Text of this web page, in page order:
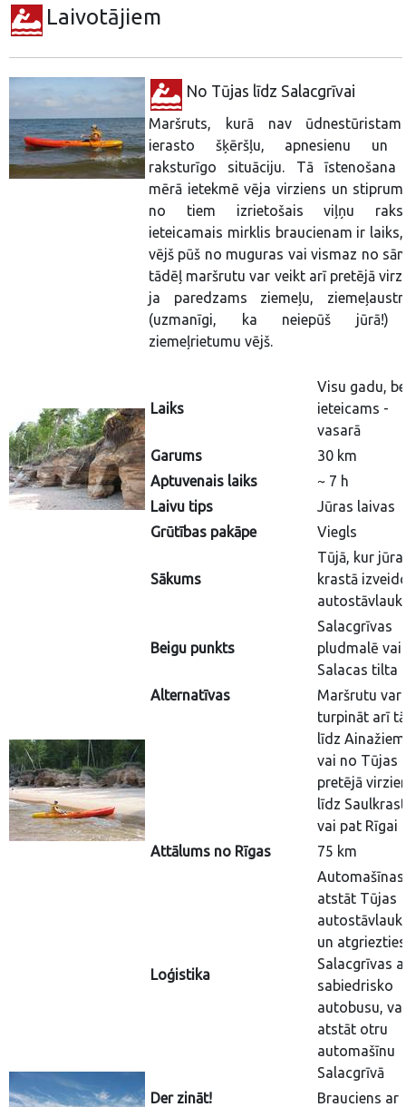
Laivotājiem
No Tūjas līdz Salacgrīvai
Maršruts, kurā nav
ierasto šķēršļu, apnesienu un
raksturīgo situāciju. Tā īstenošana
mērā ietekmē vēja virziens un
no tiem izrietošais viļņu
ieteicamais mirklis braucienam ir
vējš pūš no muguras vai vismaz no
tādēļ maršrutu var veikt arī pretējā
ja paredzams ziemeļu,
(uzmanīgi, ka neiepūš jūrā!)
ziemeļrietumu vējš.
Laiks
Visu gadu,
ieteicams -
vasarā
Garums
30 km
Aptuvenais laiks
~ 7 h
Laivu tips
Jūras laivas
Grūtības pakāpe
Viegls
Sākums
Tūjā, kur
krastā
Beigu punkts
Salacgrīvas
pludmalē vai
Salacas tilta
Alternatīvas
Maršrutu var
turpināt arī
līdz
vai no Tūjas
pretējā
līdz
vai pat Rīgai
Attālums no Rīgas
75 km
Loģistika
atstāt Tūjas
un
Salacgrīvas
sabiedrisko
autobusu, vai
atstāt otru
automašīnu
Salacgrīvā
Der zināt!
Brauciens ar